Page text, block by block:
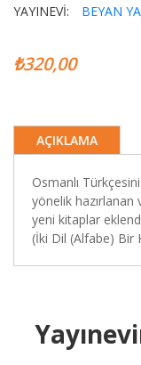
YAYINEVİ:
BEYAN
₺320,00
AÇIKLAMA
Osmanlı
yönelik
yeni kitaplar
(İki Dil (Alfabe) Bir